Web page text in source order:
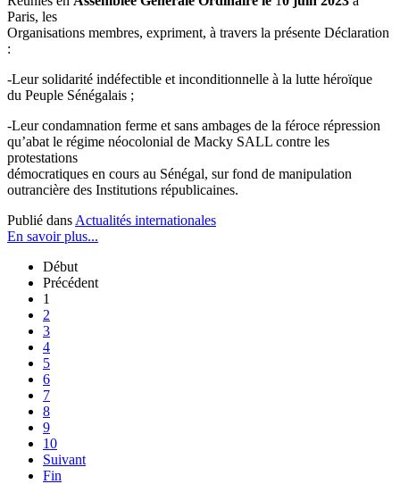
Paris, les
Organisations membres, expriment, à travers la présente Déclaration
:
-Leur solidarité indéfectible et inconditionnelle à la lutte héroïque
du Peuple Sénégalais ;
-Leur condamnation ferme et sans ambages de la féroce répression
qu’abat le régime néocolonial de Macky SALL contre les
protestations
démocratiques en cours au Sénégal, sur fond de manipulation
outrancière des Institutions républicaines.
Publié dans Actualités internationales
En savoir plus...
Début
Précédent
1
2
3
4
5
6
7
8
9
10
Suivant
Fin